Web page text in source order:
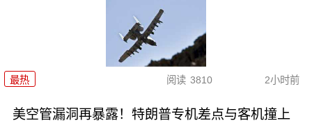
最热 阅读 3810 2小时前
美空管漏洞再暴露！特朗普专机差点与客机撞上